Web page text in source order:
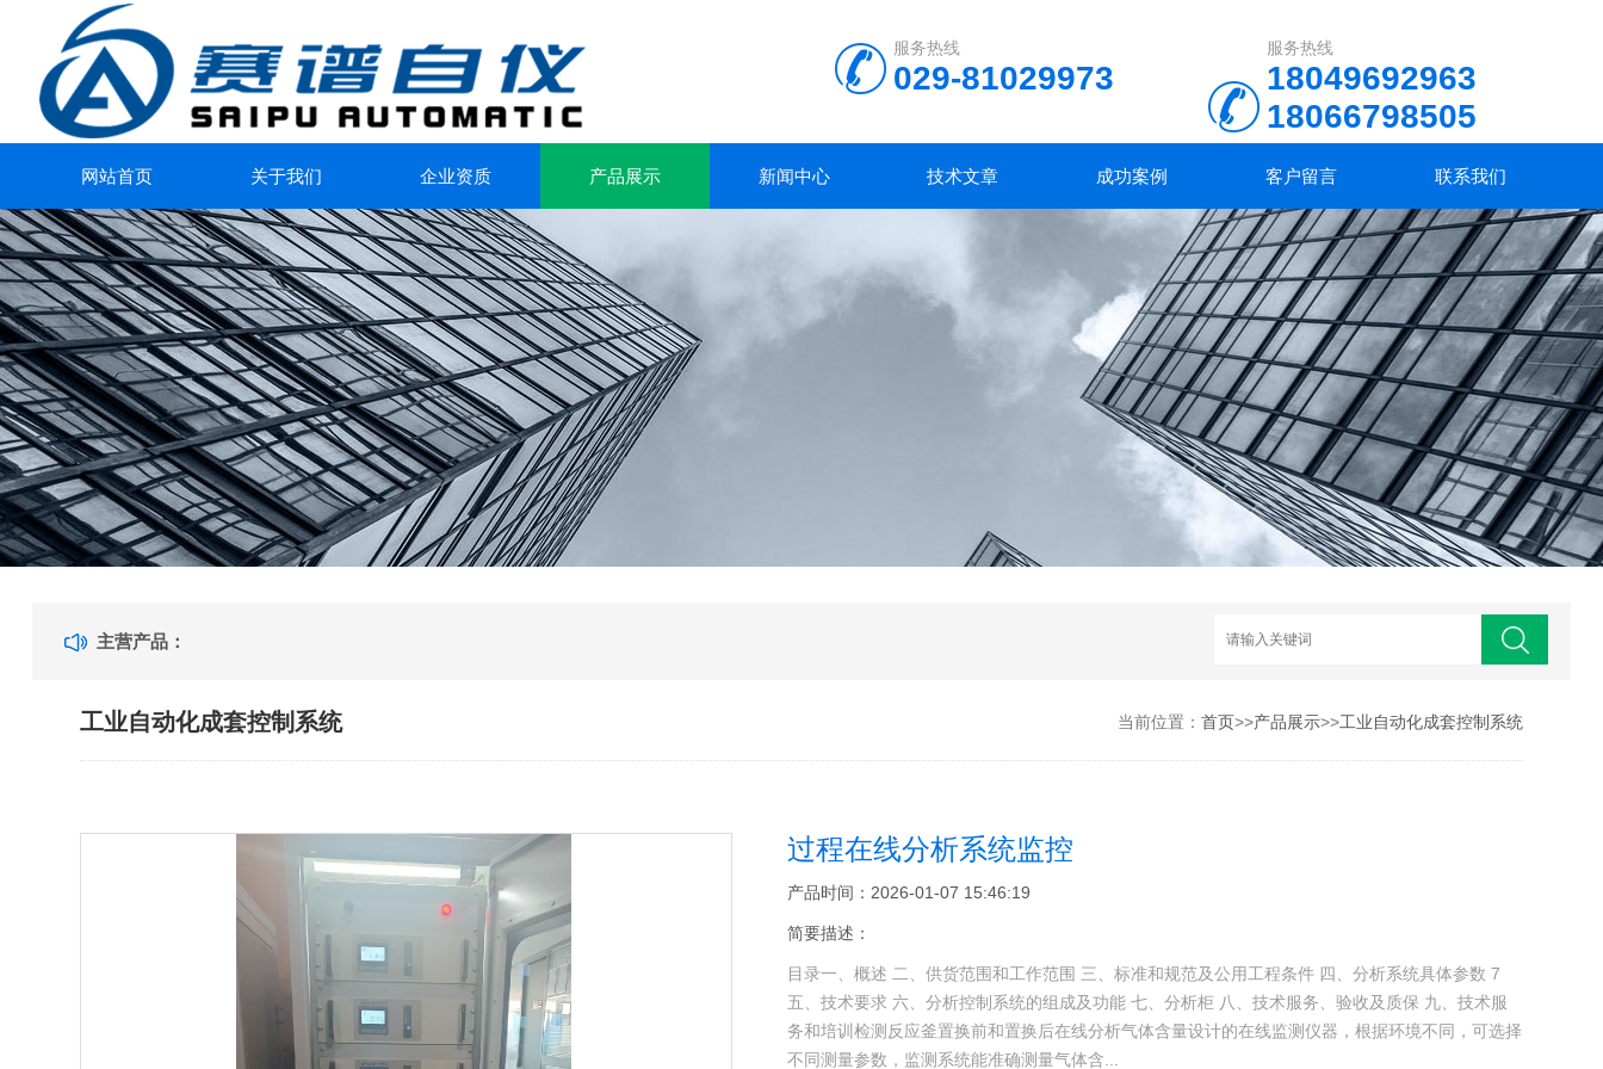
服务热线
18049692963
18066798505
18049693720
服务热线
029-81029973
网站首页 关于我们 企业资质 产品展示 新闻中心 技术文章 成功案例 客户留言 联系我们
主营产品：
工业自动化成套控制系统 当前位置： 首页>>产品展示>>工业自动化成套控制系统
过程在线分析系统监控
产品时间：2026-01-07 15:46:19
简要描述：
目录一、概述 二、供货范围和工作范围 三、标准和规范及公用工程条件 四、分析系统具体参数 7
五、技术要求 六、分析控制系统的组成及功能 七、分析柜 八、技术服务、验收及质保 九、技术服
务和培训检测反应釜置换前和置换后在线分析气体含量设计的在线监测仪器，根据环境不同，可选择
不同测量参数，监测系统能准确测量气体含...